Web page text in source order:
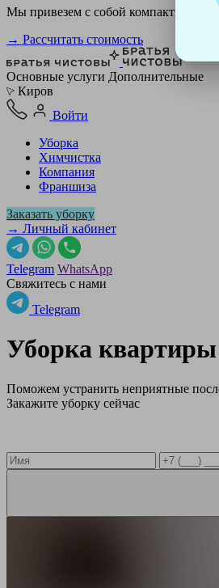
Мы привезем с собой компактный
→ Рассчитать стоимость
Основные услуги Дополнительные
Киров
Войти
Уборка
Химчистка
Компания
Франшиза
Заказать уборку
→ Личный кабинет
Telegram WhatsApp
Свяжитесь с нами
Telegram
Уборка квартиры
Поможем устранить неприятные
Закажите уборку сейчас